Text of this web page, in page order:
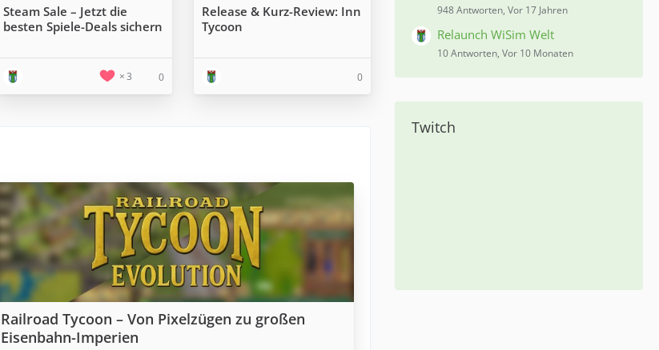
Steam Sale – Jetzt die
besten Spiele-Deals sichern
3 0
Release & Kurz-Review: Inn
Tycoon
0
Railroad Tycoon – Von Pixelzügen zu großen
Eisenbahn-Imperien
948 Antworten, Vor 17 Jahren
Relaunch WiSim Welt
10 Antworten, Vor 10 Monaten
Twitch